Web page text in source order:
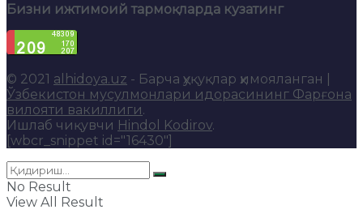
Бизни ижтимоий тармоқларда кузатинг
© 2021 alhidoya.uz - Барча ҳуқуқлар ҳимояланган |
Ўзбекистон мусулмонлари идорасининг Фарғона
вилояти вакиллиги.
Ишлаб чиқувчи Hindol Kodirov.
[wbcr_snippet id="16430"]
No Result
View All Result